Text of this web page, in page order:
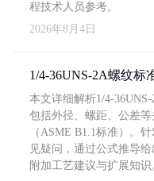
程技术人员参考。
2026年8月4日
1/4-36UNS-2A螺纹标
本文详细解析1/4-
包括外径、螺距、公差
（ASME B1.1标准）。
见疑问，通过公式推导
附加工艺建议与扩展知识